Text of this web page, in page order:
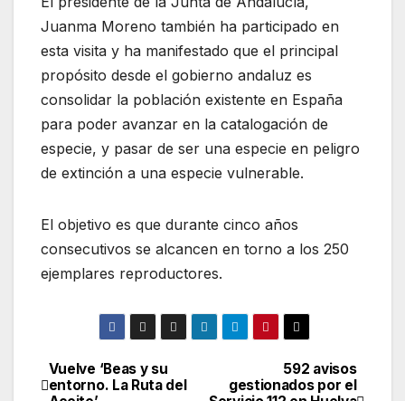
Juanma Moreno también ha participado en
esta visita y ha manifestado que el principal
propósito desde el gobierno andaluz es
consolidar la población existente en España
para poder avanzar en la catalogación de
especie, y pasar de ser una especie en peligro
de extinción a una especie vulnerable.
El objetivo es que durante cinco años
consecutivos se alcancen en torno a los 250
ejemplares reproductores.
Navegación
592 avisos
gestionados por el
Vuelve ‘Beas y su
entorno. La Ruta del